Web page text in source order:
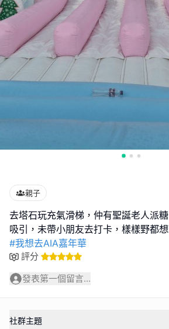
親子
去塔石玩充氣滑梯，仲有聖誕老人派
#我想去AIA嘉年華
評分
發表第一個留言...
社群主題